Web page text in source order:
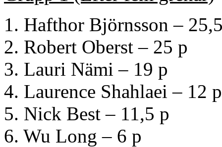
1. Hafthor Björnsson –
2. Robert Oberst – 25 p
3. Lauri Nämi – 19 p
4. Laurence Shahlaei – 12
5. Nick Best – 11,5 p
6. Wu Long – 6 p